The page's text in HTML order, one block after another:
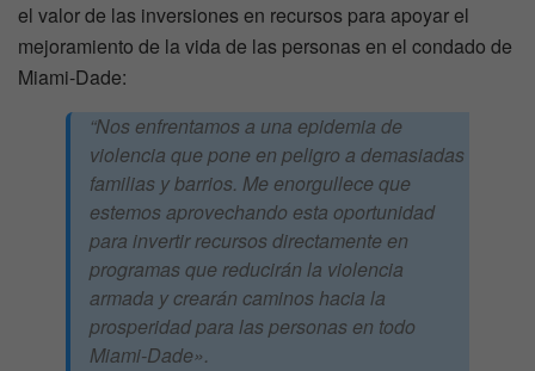
el valor de las inversiones en recursos para apoyar el
mejoramiento de la vida de las personas en el condado de
Miami-Dade:
“Nos enfrentamos a una epidemia de
violencia que pone en peligro a demasiadas
familias y barrios. Me enorgullece que
estemos aprovechando esta oportunidad
para invertir recursos directamente en
programas que reducirán la violencia
armada y crearán caminos hacia la
prosperidad para las personas en todo
Miami-Dade».